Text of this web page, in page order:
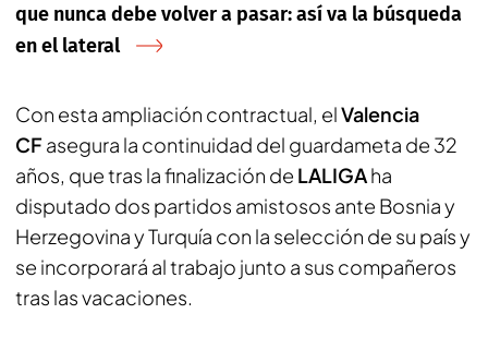
que nunca debe volver a pasar: así va la búsqueda
en el lateral
Con esta ampliación contractual, elValencia
CFasegura la continuidad del guardameta de 32
años, que tras la finalización de LALIGAha
disputado dos partidos amistosos ante Bosnia y
Herzegovina y Turquía con la selección de su país y
se incorporará al trabajo junto a sus compañeros
tras las vacaciones.